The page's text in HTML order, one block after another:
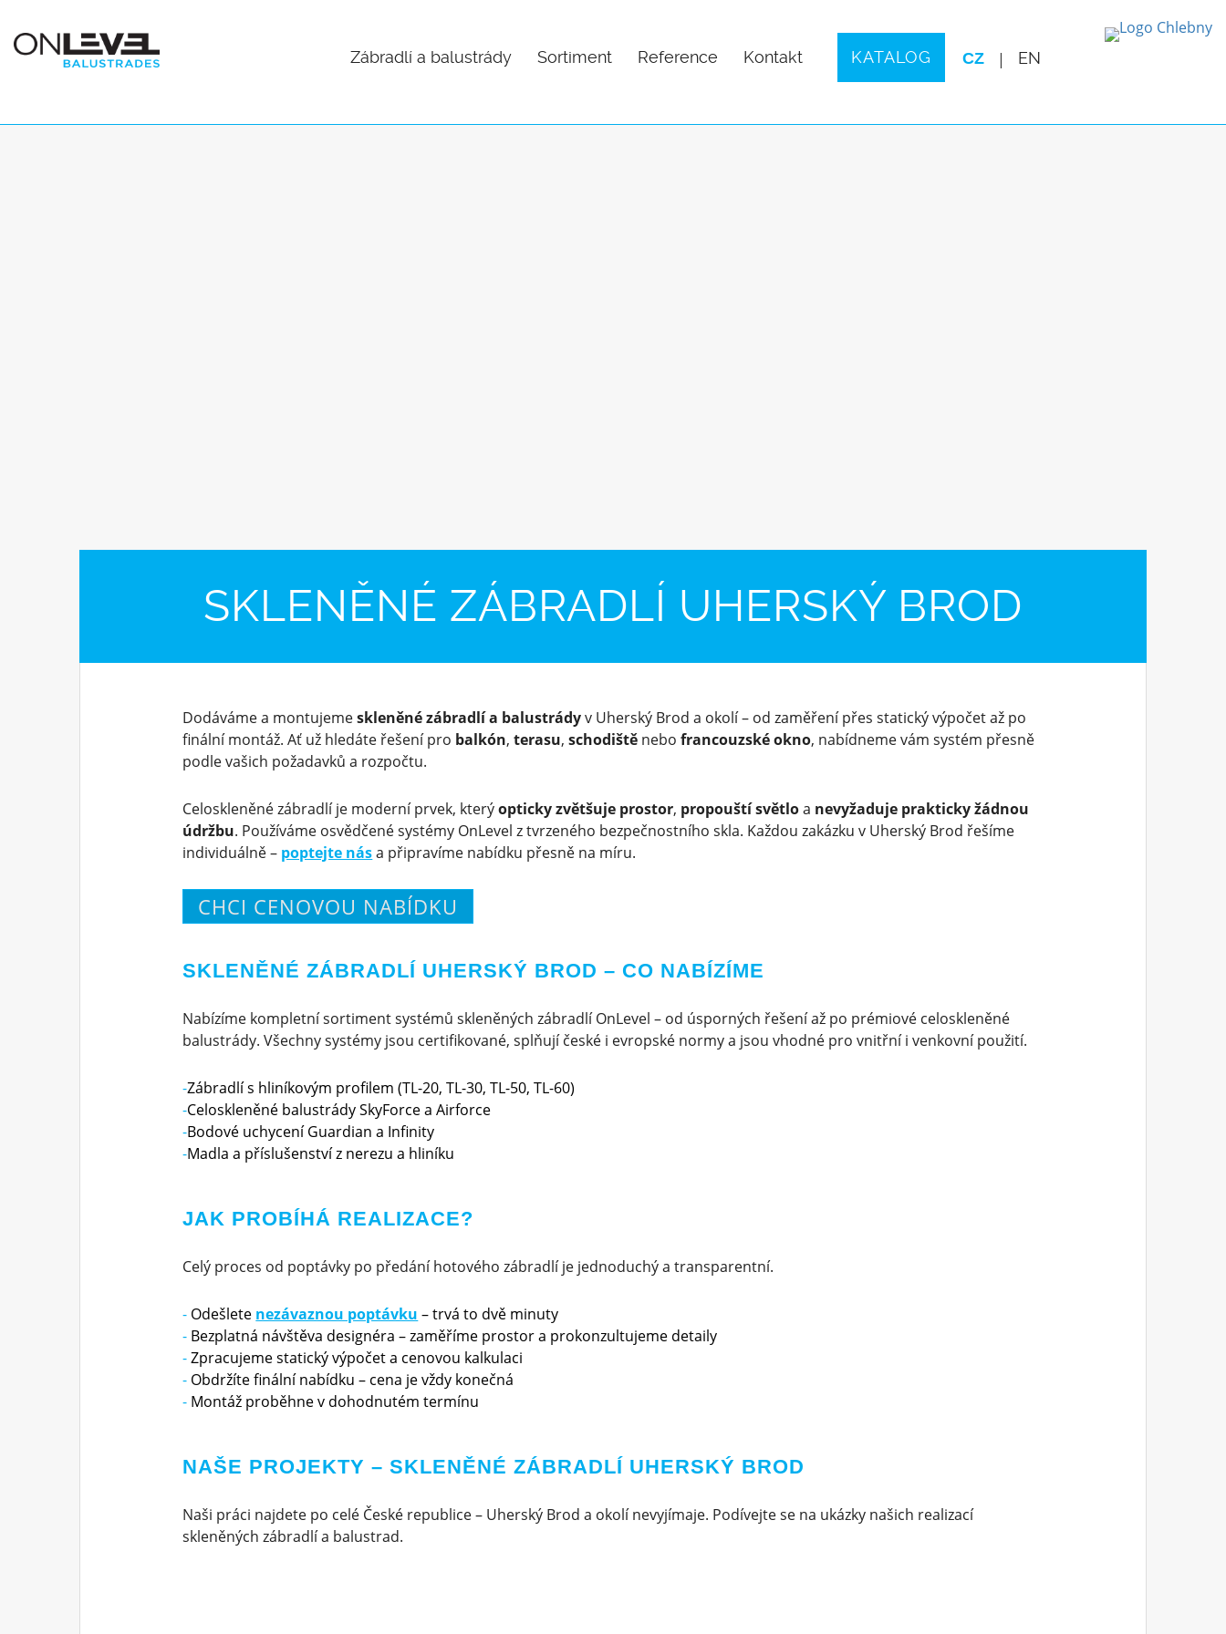
Zábradlí a balustrády Sortiment Reference Kontakt KATALOG CZ | EN
SKLENĚNÉ ZÁBRADLÍ UHERSKÝ BROD
Dodáváme a montujemeskleněné zábradlí a balustrádyv Uherský Brod a okolí – od zaměření přes statický výpočet až po
finální montáž. Ať už hledáte řešení pro balkón,terasu,schodiště nebofrancouzské okno, nabídneme vám systém přesně
podle vašich požadavků a rozpočtu.
Celoskleněné zábradlí je moderní prvek, kterýopticky zvětšuje prostor, propouští světloa nevyžaduje prakticky žádnou
údržbu. Používáme osvědčené systémy OnLevel z tvrzeného bezpečnostního skla. Každou zakázku v Uherský Brod řešíme
individuálně – poptejte nása připravíme nabídku přesně na míru.
CHCI CENOVOU NABÍDKU
SKLENĚNÉ ZÁBRADLÍ UHERSKÝ BROD – CO NABÍZÍME
Nabízíme kompletní sortiment systémů skleněných zábradlí OnLevel – od úsporných řešení až po prémiové celoskleněné
balustrády. Všechny systémy jsou certifikované, splňují české i evropské normy a jsou vhodné pro vnitřní i venkovní použití.
Zábradlí s hliníkovým profilem (TL-20, TL-30, TL-50, TL-60)
Celoskleněné balustrády SkyForce a Airforce
Bodové uchycení Guardian a Infinity
Madla a příslušenství z nerezu a hliníku
JAK PROBÍHÁ REALIZACE?
Celý proces od poptávky po předání hotového zábradlí je jednoduchý a transparentní.
Odešlete nezávaznou poptávku – trvá to dvě minuty
Bezplatná návštěva designéra – zaměříme prostor a prokonzultujeme detaily
Zpracujeme statický výpočet a cenovou kalkulaci
Obdržíte finální nabídku – cena je vždy konečná
Montáž proběhne v dohodnutém termínu
NAŠE PROJEKTY – SKLENĚNÉ ZÁBRADLÍ UHERSKÝ BROD
Naši práci najdete po celé České republice – Uherský Brod a okolí nevyjímaje. Podívejte se na ukázky našich realizací
skleněných zábradlí a balustrad.